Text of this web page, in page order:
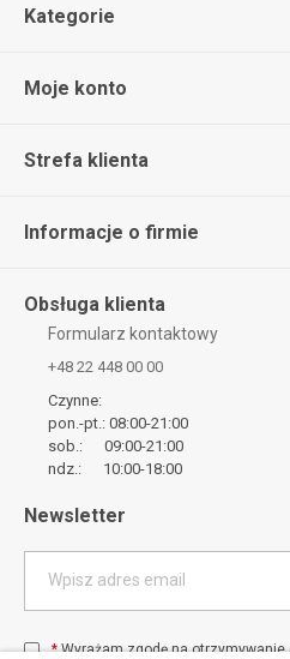
Kategorie
Moje konto
Strefa klienta
Informacje o firmie
Obsługa klienta
Formularz kontaktowy
+48 22 448 00 00
Czynne:
pon.-pt.: 08:00-21:00
sob.: 09:00-21:00
ndz.: 10:00-18:00
Newsletter
Wpisz adres email
*Wyrażam zgodę na otrzymywanie